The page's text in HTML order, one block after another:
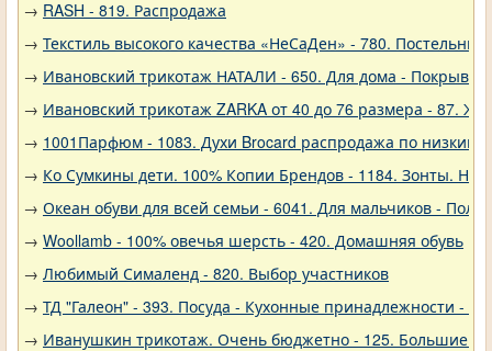
→ RASH - 819. Распродажа
→ Текстиль высокого качества «НеСаДен» - 780.
→ Ивановский трикотаж НАТАЛИ - 650. Для дома -
→ Ивановский трикотаж ZARKA от 40 до 76 размера - 87.
→ 1001Парфюм - 1083. Духи Brocard распродажа по низким
→ Ко Сумкины дети. 100% Копии Брендов - 1184. Зонты.
→ Океан обуви для всей семьи - 6041. Для мальчиков -
→ Woollamb - 100% овечья шерсть - 420. Домашняя обувь
→ Любимый Сималенд - 820. Выбор участников
→ ТД "Галеон" - 393. Посуда - Кухонные принадлежности -
→ Иванушкин трикотаж. Очень бюджетно - 125. Большие